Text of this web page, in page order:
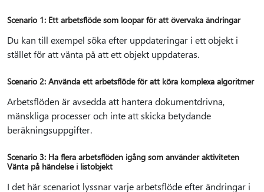
Scenario 1: Ett arbetsflöde som loopar för att övervaka ändringar
Du kan till exempel söka efter uppdateringar i ett objekt i
stället för att vänta på att ett objekt uppdateras.
Scenario 2: Använda ett arbetsflöde för att köra komplexa algoritmer
Arbetsflöden är avsedda att hantera dokumentdrivna,
mänskliga processer och inte att skicka betydande
beräkningsuppgifter.
Scenario 3: Ha flera arbetsflöden igång som använder aktiviteten
Vänta på händelse i listobjekt
I det här scenariot lyssnar varje arbetsflöde efter ändringar i